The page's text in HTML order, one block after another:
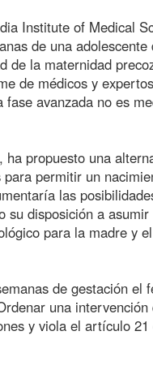
Institute of Medical
de una
de la maternidad
de médicos y
avanzada no es
propuesto una
permitir un
las
su disposición a
para la madre y
de gestación el
una
y viola el artículo